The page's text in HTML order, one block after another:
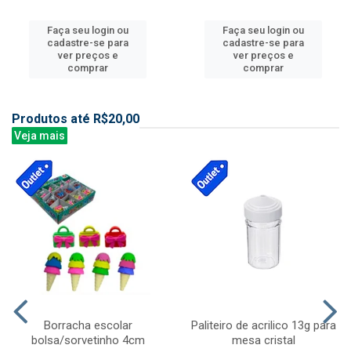
Faça seu login ou
cadastre-se para
ver preços e
comprar
Faça seu login ou
cadastre-se para
ver preços e
comprar
Produtos até R$20,00
Veja mais
Borracha escolar
bolsa/sorvetinho 4cm
Paliteiro de acrilico 13g para
mesa cristal